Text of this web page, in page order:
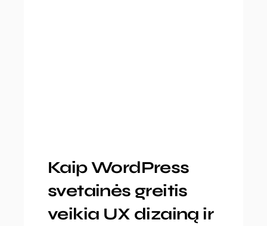
Kaip WordPress
svetainės greitis
veikia UX dizainą ir